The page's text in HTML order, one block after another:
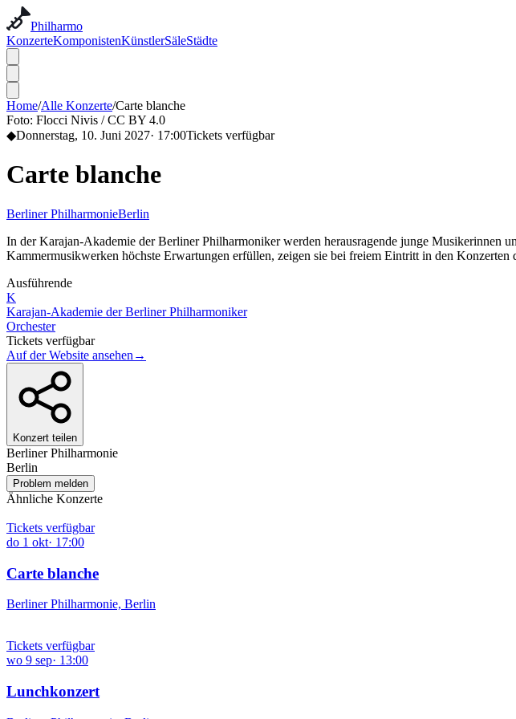
Philharmo
KonzerteKomponistenKünstlerSäleStädte
Home/Alle Konzerte/Carte blanche
Foto: Flocci Nivis / CC BY 4.0
◆Donnerstag, 10. Juni 2027· 17:00Tickets verfügbar
Carte blanche
Berliner PhilharmonieBerlin
In der Karajan-Akademie der Berliner Philharmoniker werden herausragende junge Musikerinnen
Kammermusikwerken höchste Erwartungen erfüllen, zeigen sie bei freiem Eintritt in den Konzerten
Ausführende
K
Karajan-Akademie der Berliner Philharmoniker
Orchester
Tickets verfügbar
Auf der Website ansehen →
Konzert teilen
Berliner Philharmonie
Berlin
Problem melden
Ähnliche Konzerte
Tickets verfügbar
do 1 okt· 17:00
Carte blanche
Berliner Philharmonie, Berlin
Tickets verfügbar
wo 9 sep· 13:00
Lunchkonzert